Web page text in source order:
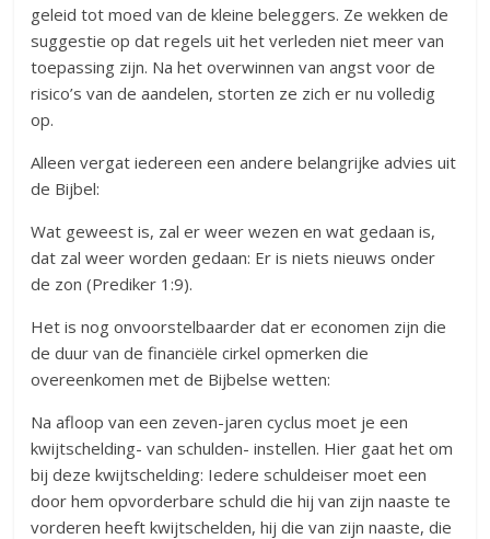
geleid tot moed van de kleine beleggers. Ze wekken de
suggestie op dat regels uit het verleden niet meer van
toepassing zijn. Na het overwinnen van angst voor de
risico’s van de aandelen, storten ze zich er nu volledig
op.
Alleen vergat iedereen een andere belangrijke advies uit
de Bijbel:
Wat geweest is, zal er weer wezen en wat gedaan is,
dat zal weer worden gedaan: Er is niets nieuws onder
de zon (Prediker 1:9).
Het is nog onvoorstelbaarder dat er economen zijn die
de duur van de financiële cirkel opmerken die
overeenkomen met de Bijbelse wetten:
Na afloop van een zeven-jaren cyclus moet je een
kwijtschelding- van schulden- instellen. Hier gaat het om
bij deze kwijtschelding: Iedere schuldeiser moet een
door hem opvorderbare schuld die hij van zijn naaste te
vorderen heeft kwijtschelden, hij die van zijn naaste, die